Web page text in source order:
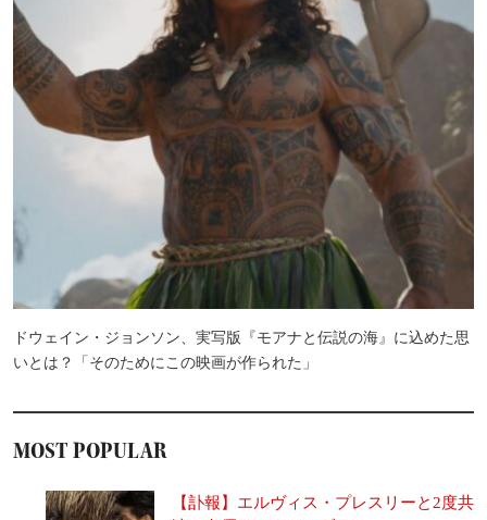
ドウェイン・ジョンソン、実写版『モアナと伝説の海』に込めた思
いとは？「そのためにこの映画が作られた」
MOST POPULAR
【訃報】エルヴィス・プレスリーと2度共